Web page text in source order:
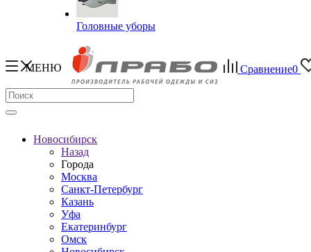
Головные уборы
МЕНЮ Сравнение0
Новосибирск
Назад
Города
Москва
Санкт-Петербург
Казань
Уфа
Екатеринбург
Омск